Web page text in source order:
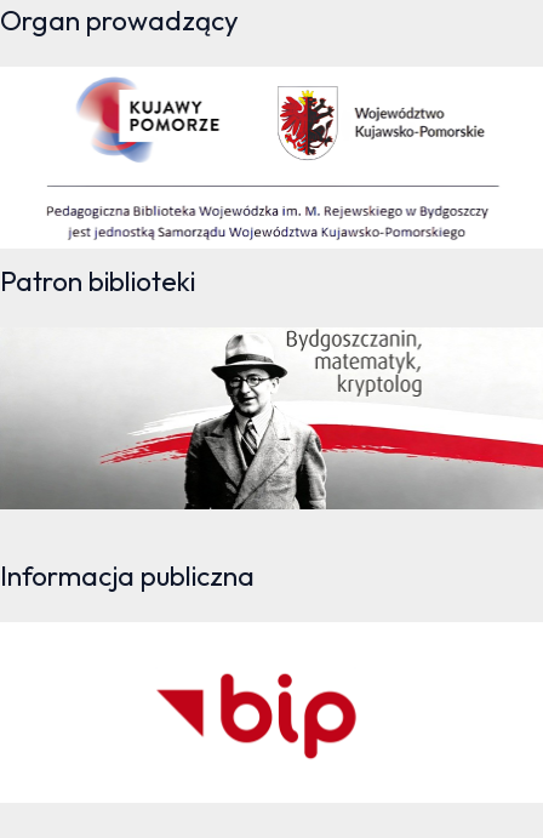
Organ prowadzący
Patron biblioteki
Informacja publiczna